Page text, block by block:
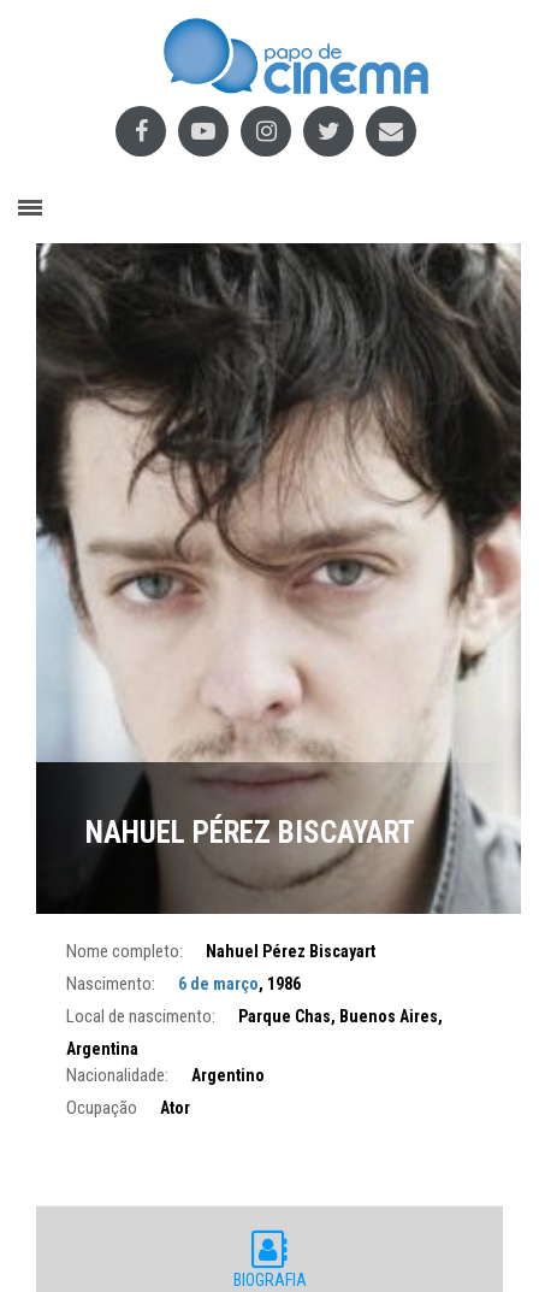
NAHUEL PÉREZ BISCAYART
Nome completo: Nahuel Pérez Biscayart
Nascimento: 6 de março, 1986
Local de nascimento:
Parque Chas, Buenos Aires,
Argentina
Nacionalidade: Argentino
Ocupação Ator
BIOGRAFIA